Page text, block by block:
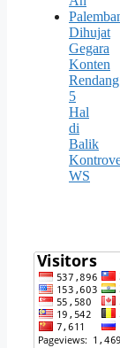
Dihujat
Gegara
Konten
5
Hal
di
Balik
WS